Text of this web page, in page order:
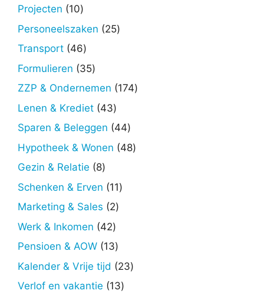
Projecten 1010
producten
Personeelszaken 2525
Transport 4646
producten
Formulieren 3535
producten
ZZP & Ondernemen 174174
Lenen & Krediet 4343
producten
Sparen & Beleggen 4444
producten
Hypotheek & Wonen 4848
Gezin & Relatie 88
producten
Schenken & Erven 1111
Marketing & Sales 22
Werk & Inkomen 4242
producten
Pensioen & AOW 1313
producten
Kalender & Vrije tijd 2323
Verlof en vakantie 1313